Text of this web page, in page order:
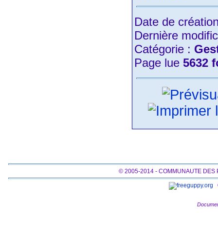
Date de
Dernière
Catégorie :
Page lue 5632
© 2005-2014 - COMMUNAUTE DES